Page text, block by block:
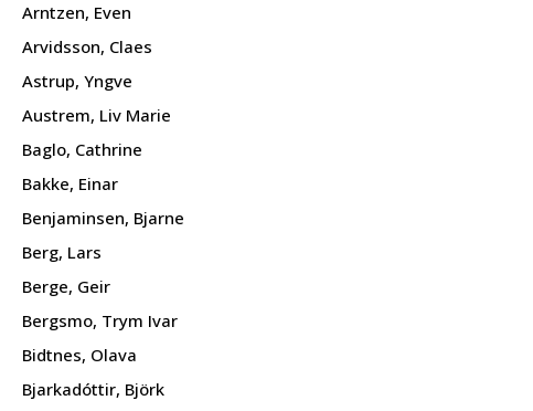
Arntzen, Even
Arvidsson, Claes
Astrup, Yngve
Austrem, Liv Marie
Baglo, Cathrine
Bakke, Einar
Benjaminsen, Bjarne
Berg, Lars
Berge, Geir
Bergsmo, Trym Ivar
Bidtnes, Olava
Bjarkadóttir, Björk